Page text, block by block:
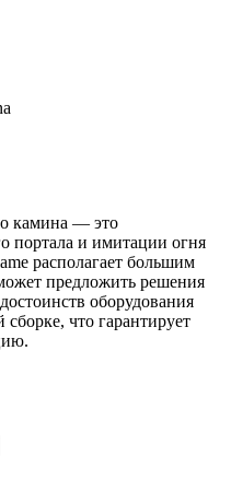
камина — это
портала и имитации огня
располагает большим
предложить решения
оборудования
что гарантирует